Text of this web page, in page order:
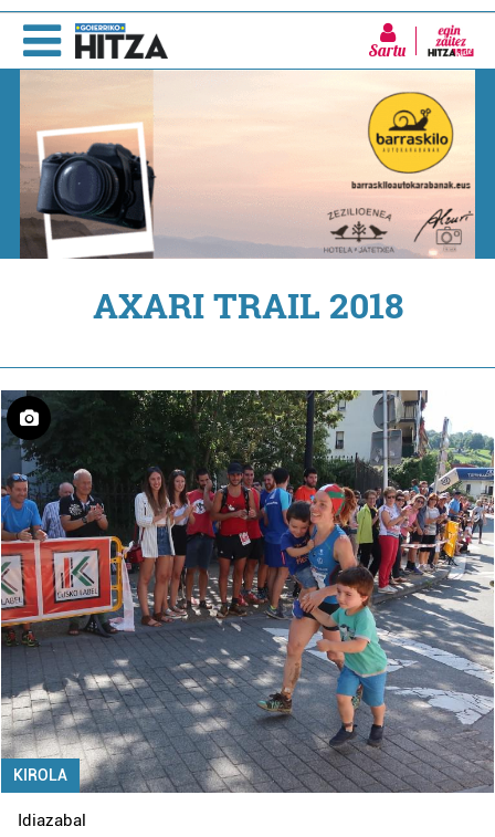
Sartu
AXARI TRAIL 2018
KIROLA
Idiazabal